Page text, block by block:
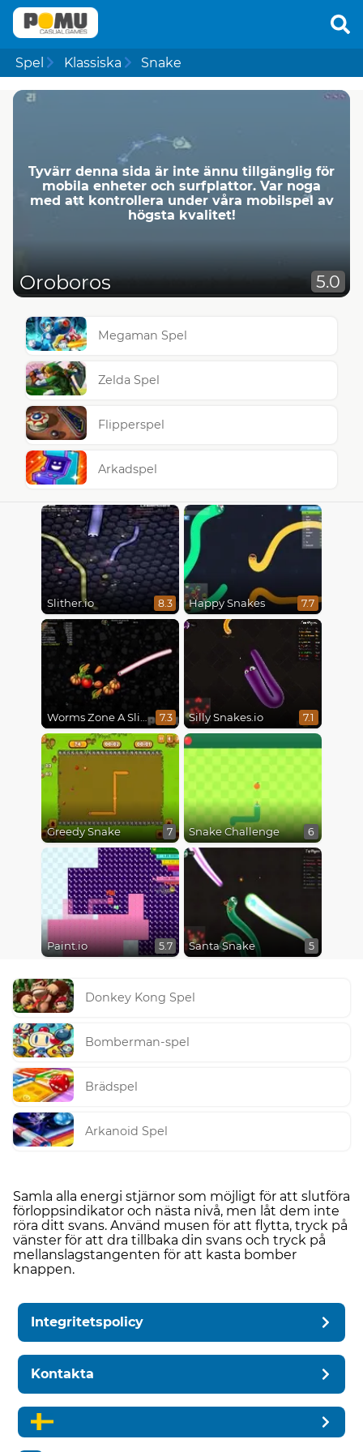
Spel Klassiska Snake
Tyvärr denna sida är inte ännu tillgänglig för
mobila enheter och surfplattor. Var noga
med att kontrollera under våra mobilspel av
högsta kvalitet!
Oroboros 5.0
Megaman Spel
Zelda Spel
Flipperspel
Arkadspel
Slither.io 8.3 Happy Snakes 7.7
Worms Zone A Slithery Snake 7.3 Silly Snakes.io 7.1
Greedy Snake 7 Snake Challenge 6
Paint.io 5.7 Santa Snake 5
Donkey Kong Spel
Bomberman-spel
Brädspel
Arkanoid Spel
Samla alla energi stjärnor som möjligt för att slutföra
förloppsindikator och nästa nivå, men låt dem inte
röra ditt svans. Använd musen för att flytta, tryck på
vänster för att dra tillbaka din svans och tryck på
mellanslagstangenten för att kasta bomber
knappen.
Integritetspolicy
Kontakta